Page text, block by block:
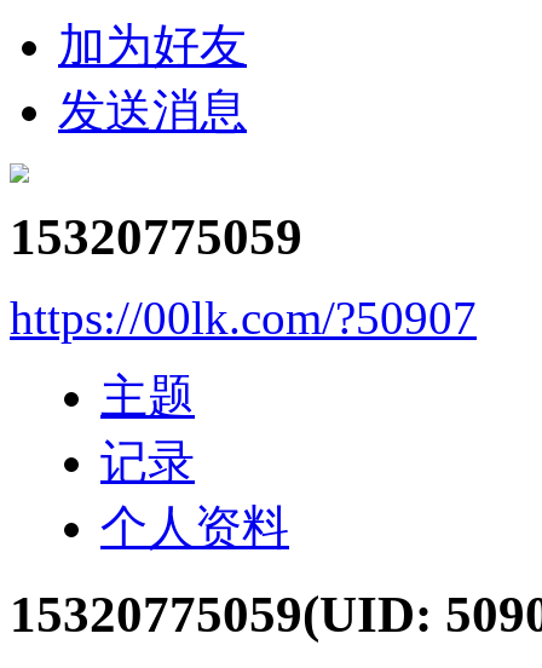
加为好友
发送消息
15320775059
https://00lk.com/?50907
主题
记录
个人资料
15320775059(UID: